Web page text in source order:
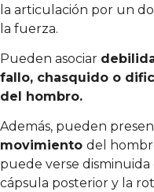
la articulación por un
la fuerza.
Pueden asociar
fallo, chasquido o
del hombro.
Además, pueden
movimiento del
puede verse
cápsula posterior y la